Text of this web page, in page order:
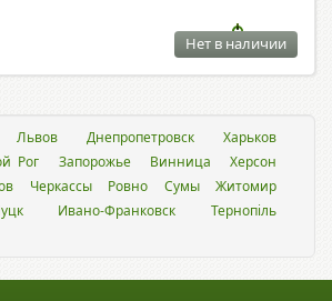
Нет в наличии
Львов Днепропетровск
Харьков
Рог Запорожье Винница
Херсон
Черкассы Ровно Сумы
Житомир
Ивано-Франковск
Тернопіль